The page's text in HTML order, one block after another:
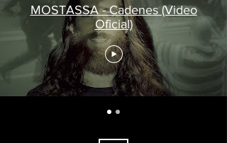
MOSTASSA - Cadenes (Video
Oficial)